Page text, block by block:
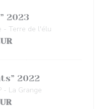
2023
- Terre de l'élu
2022
- La Grange